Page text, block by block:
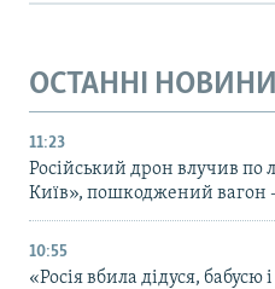
ОСТАННІ НОВИНИ
11:23
Російський дрон влучив по
Київ», пошкоджений вагон
10:55
«Росія вбила дідуся, бабусю